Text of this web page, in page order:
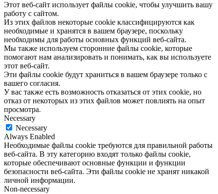
Этот веб-сайт использует файлы cookie, чтобы улучшить вашу
работу с сайтом.
Из этих файлов некоторые cookie классифицируются как
необходимые и хранятся в вашем браузере, поскольку
необходимы для работы основных функций веб-сайта.
Мы также используем сторонние файлы cookie, которые
помогают нам анализировать и понимать, как вы используете
этот веб-сайт.
Эти файлы cookie будут храниться в вашем браузере только с
вашего согласия.
У вас также есть возможность отказаться от этих cookie, но
отказ от некоторых из этих файлов может повлиять на опыт
просмотра.
Necessary
Necessary
Always Enabled
Необходимые файлы cookie требуются для правильной работы
веб-сайта. В эту категорию входят только файлы cookie,
которые обеспечивают основные функции и функции
безопасности веб-сайта. Эти файлы cookie не хранят никакой
личной информации.
Non-necessary